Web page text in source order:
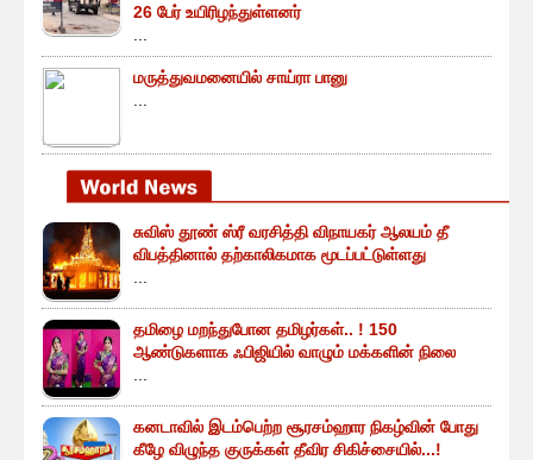
26 பேர் உயிரிழந்துள்ளனர்
மருத்துவமனையில் சாய்ரா பானு
சுவிஸ் தூண் ஸ்ரீ வரசித்தி விநாயகர் ஆலயம் தீ
விபத்தினால் தற்காலிகமாக மூடப்பட்டுள்ளது
தமிழை மறந்துபோன தமிழர்கள்.. ! 150
ஆண்டுகளாக ஃபிஜியில் வாழும் மக்களின் நிலை
கனடாவில் இடம்பெற்ற சூரசம்ஹார நிகழ்வின் போது
கீழே விழுந்த குருக்கள் தீவிர சிகிச்சையில்...!